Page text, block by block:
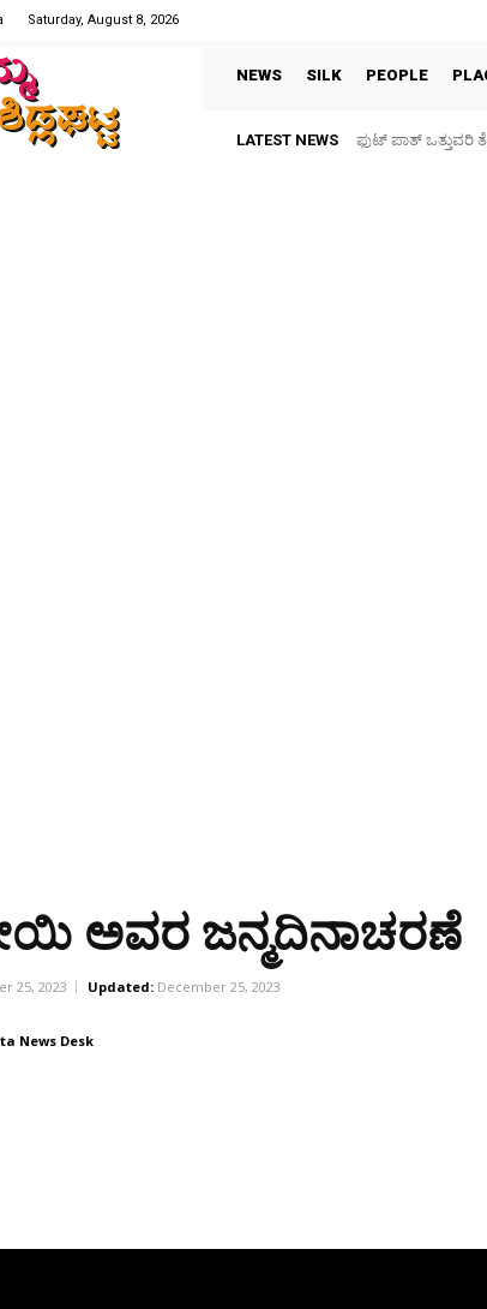
Saturday, August 8, 2026
NEWS SILK PEOPLE
LATEST NEWS ಫುಟ್‌ ಪಾತ್ ಒತ್ತುವರಿ
ಪಶು ಆರೋಗ್ಯ
ಅವರ ಜನ್ಮದಿನಾಚರಣೆ
25, 2023 Updated: December 25, 2023
News Desk